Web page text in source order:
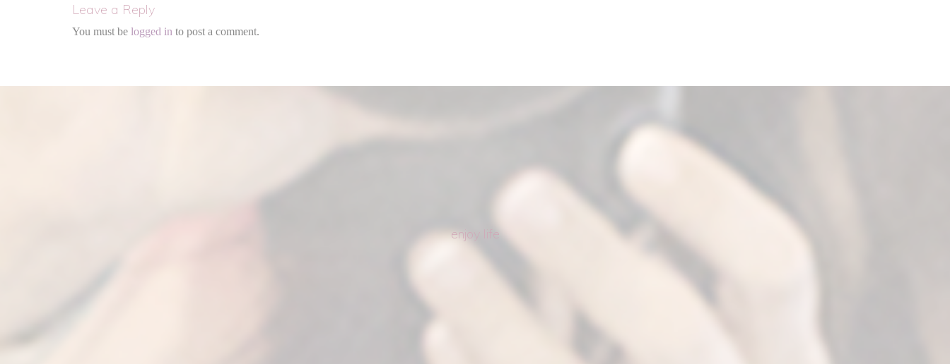
Leave a Reply
You must be logged in to post a comment.
enjoy life